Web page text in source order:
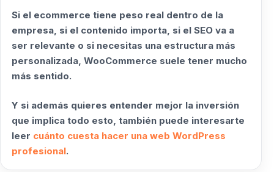
Si el ecommerce tiene peso real dentro de la
empresa, si el contenido importa, si el SEO va a
ser relevante o si necesitas una estructura más
personalizada, WooCommerce suele tener mucho
más sentido.
Y si además quieres entender mejor la inversión
que implica todo esto, también puede interesarte
leer cuánto cuesta hacer una web WordPress
profesional.